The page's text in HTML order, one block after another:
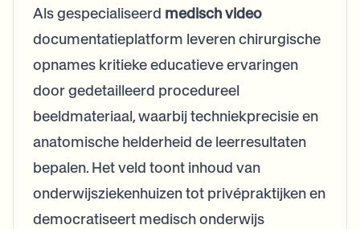
Als gespecialiseerd medisch video
documentatieplatform leveren chirurgische
opnames kritieke educatieve ervaringen
door gedetailleerd procedureel
beeldmateriaal, waarbij techniekprecisie en
anatomische helderheid de leerresultaten
bepalen. Het veld toont inhoud van
onderwijsziekenhuizen tot privépraktijken en
democratiseert medisch onderwijs